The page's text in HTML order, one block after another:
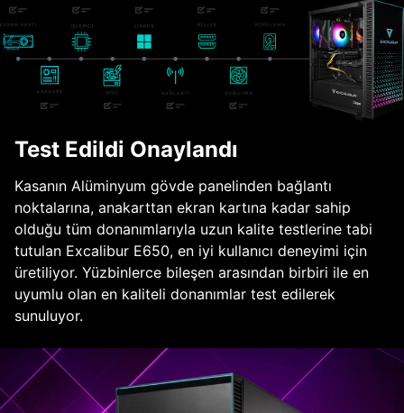
Test Edildi Onaylandı
Kasanın Alüminyum gövde panelinden bağlantı
noktalarına, anakarttan ekran kartına kadar sahip
olduğu tüm donanımlarıyla uzun kalite testlerine tabi
tutulan Excalibur E650, en iyi kullanıcı deneyimi için
üretiliyor. Yüzbinlerce bileşen arasından birbiri ile en
uyumlu olan en kaliteli donanımlar test edilerek
sunuluyor.